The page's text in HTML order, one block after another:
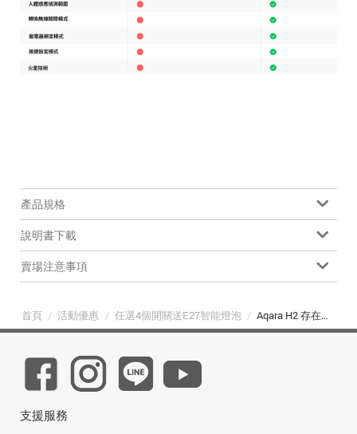
產品規格
說明書下載
賣場注意事項
首頁 / 活動優惠 / 任選4個開關送E27智能燈泡 / Aqara H2 存在感測智能開關-四鍵-直版(3個迴路+1個無線按鍵)
支援服務